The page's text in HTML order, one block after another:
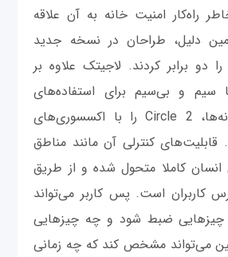
راه‌کار امنیت خانه به آن علاقه
دلیل، طراحان در نسخه جدید
دو برابر کردند. لاجیتک علاوه بر
سیم و بی‌سیم برای استفاده‌های
گوناگون داخل خانه‌ها، Circle 2 را با اکسسوری‌های
قابلیت‌های کنترلی آن مانند مناطق
کاملا متحول شده و از طریق
کاربران است. پس کاربر می‌تواند
چیزهایی ضبط شود و چه چیزهایی
می‌تواند مشخص کند که چه زمانی